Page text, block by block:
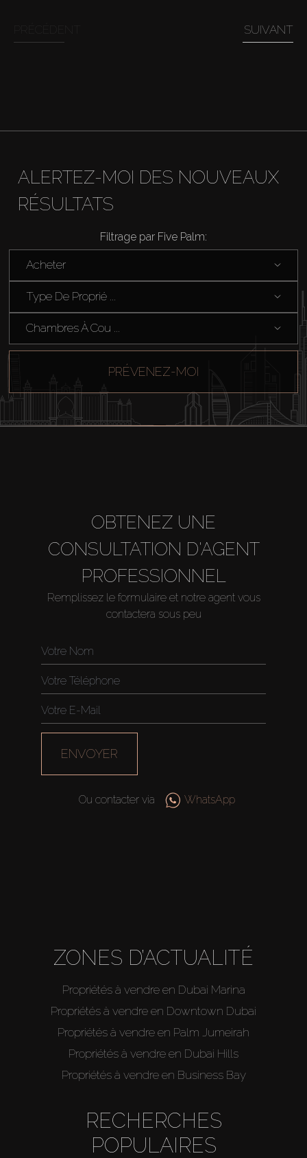
Agents
SUIVANT
ALERTEZ-MOI DES NOUVEAUX
RÉSULTATS
Filtrage par Five Palm:
Acheter
Type De Proprié ...
Chambres À Cou ...
PRÉVENEZ-MOI
OBTENEZ UNE
CONSULTATION D'AGENT
PROFESSIONNEL
Remplissez le formulaire et notre agent vous
contactera sous peu
ENVOYER
Ou contacter via WhatsApp
ZONES D’ACTUALITÉ
Propriétés à vendre en Dubai Marina
Propriétés à vendre en Downtown Dubai
Propriétés à vendre en Palm Jumeirah
Propriétés à vendre en Dubai Hills
Propriétés à vendre en Business Bay
RECHERCHES
POPULAIRES